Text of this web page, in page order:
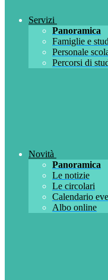
Servizi
Panoramica
Famiglie e
Personale
Percorsi di
Novità
Panoramica
Le notizie
Le circolari
Calendario
Albo online